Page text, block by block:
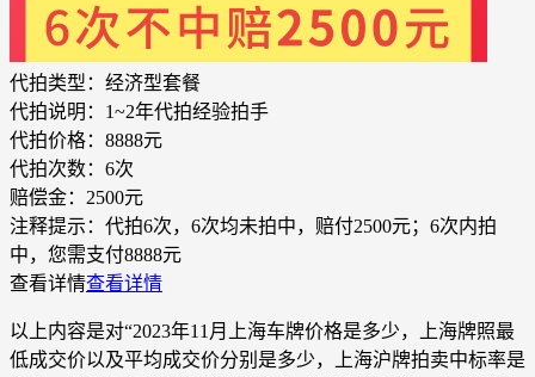
代拍类型： 经济型套餐
代拍说明： 1~2年代拍经验拍手
代拍价格： 8888元
代拍次数： 6次
赔偿金： 2500元
注释提示： 代拍6次，6次均未拍中，赔付2500元；6次内拍
中，您需支付8888元
查看详情查看详情
以上内容是对“2023年11月上海车牌价格是多少，上海牌照最
低成交价以及平均成交价分别是多少，上海沪牌拍卖中标率是